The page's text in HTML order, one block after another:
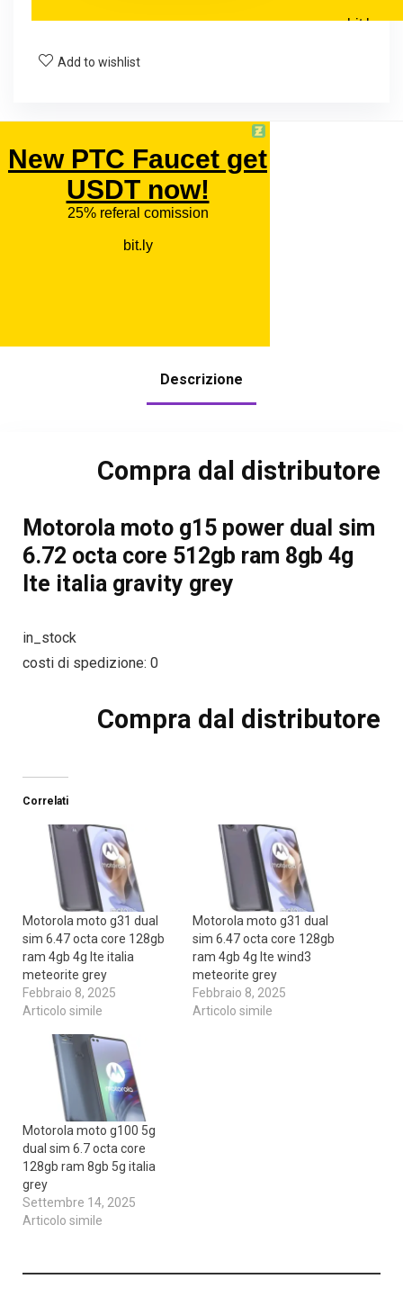
Add to wishlist
Descrizione
Compra dal distributore
Motorola moto g15 power dual sim
6.72 octa core 512gb ram 8gb 4g
lte italia gravity grey
in_stock
costi di spedizione: 0
Compra dal distributore
Correlati
Motorola moto g31 dual
sim 6.47 octa core 128gb
ram 4gb 4g lte italia
meteorite grey
Febbraio 8, 2025
Articolo simile
Motorola moto g31 dual
sim 6.47 octa core 128gb
ram 4gb 4g lte wind3
meteorite grey
Febbraio 8, 2025
Articolo simile
Motorola moto g100 5g
dual sim 6.7 octa core
128gb ram 8gb 5g italia
grey
Settembre 14, 2025
Articolo simile